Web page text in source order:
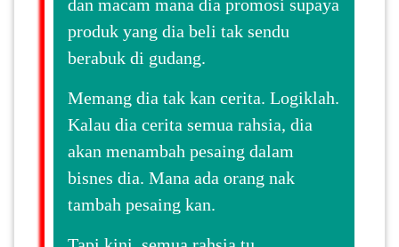
dan macam mana dia promosi supaya
produk yang dia beli tak sendu
berabuk di gudang.
Memang dia tak kan cerita. Logiklah.
Kalau dia cerita semua rahsia, dia
akan menambah pesaing dalam
bisnes dia. Mana ada orang nak
tambah pesaing kan.
MALAYSIA(82)
INDONESIA(1)
SINGAPORE(0)